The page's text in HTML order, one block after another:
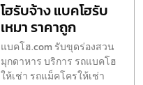
โฮรับจ้าง แบคโฮรับ
เหมา ราคาถูก
แบคโฮ.com รับขุดร่องสวน
มุกดาหาร บริการ รถแบคโฮ
ให้เช่า รถแม็คโครให้เช่า